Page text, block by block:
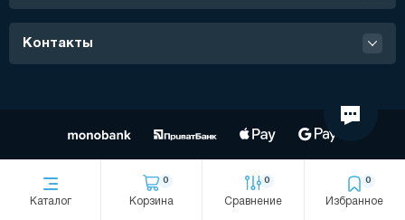
Каталог Корзина
0
Сравнение
0
Избранное
0
Контакты